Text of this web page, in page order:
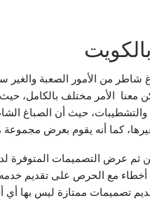
من الأمور الصعبة والغير
معنا الأمر مختلف بالكامل، حيث
والتشطيبات، حيث أن الصباغ
كما أنه يقوم بعرض
ثم عرض التصميمات المتوفرة
أخطاء مع الحرص على تقديم
تصميمات ممتازة ليس بها أي